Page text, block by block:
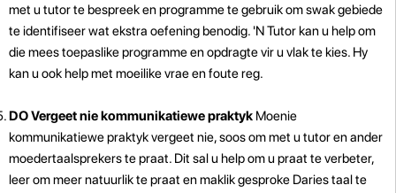
met u tutor te bespreek en programme te gebruik om swak gebiede
te identifiseer wat ekstra oefening benodig. 'N Tutor kan u help om
die mees toepaslike programme en opdragte vir u vlak te kies. Hy
kan u ook help met moeilike vrae en foute reg.
DO Vergeet nie kommunikatiewe praktyk Moenie
kommunikatiewe praktyk vergeet nie, soos om met u tutor en ander
moedertaalsprekers te praat. Dit sal u help om u praat te verbeter,
leer om meer natuurlik te praat en maklik gesproke Daries taal te